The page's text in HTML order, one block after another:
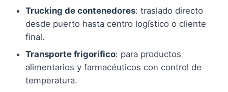
Trucking de contenedores: traslado directo
desde puerto hasta centro logístico o cliente
final.
Transporte frigorífico: para productos
alimentarios y farmacéuticos con control de
temperatura.